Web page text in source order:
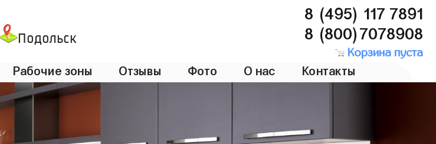
Подольск
8 (495) 117 7891
8 (800)7078908
Корзина пуста
Рабочие зоны Отзывы Фото О нас Контакты